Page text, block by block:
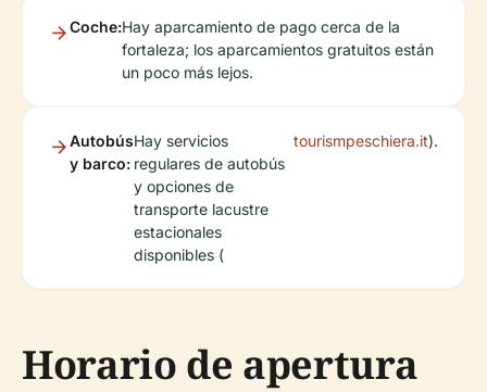
Coche:Hay aparcamiento de pago cerca de la
fortaleza; los aparcamientos gratuitos están
un poco más lejos.
Autobús
y barco:
Hay servicios
regulares de autobús
y opciones de
transporte lacustre
estacionales
disponibles (
tourismpeschiera.it).
Horario de apertura